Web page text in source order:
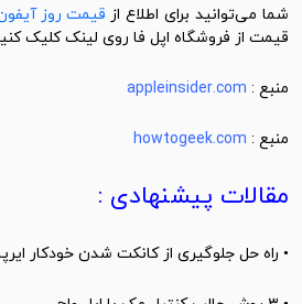
شما می‌توانید برای اطلاع ازقیمت روز آیفون
قیمت از فروشگاه اپل فا روی لینک کلیک
منبع : appleinsider.com
منبع : howtogeek.com
مقالات پیشنهادی :
راه حل جلوگیری از کانکت شدن خودکار